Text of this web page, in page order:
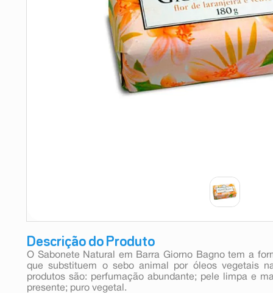
Descrição do Produto
O Sabonete Natural em Barra Giorno Bagno tem a
que substituem o sebo animal por óleos vegetais
produtos são: perfumação abundante; pele limpa e
presente; puro vegetal.
9º esmalte
10ºabsorvente